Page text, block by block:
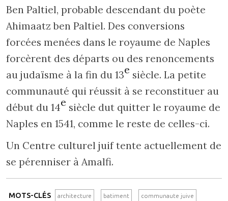
Ben Paltiel, probable descendant du poète
Ahimaatz ben Paltiel. Des conversions
forcées menées dans le royaume de Naples
forcèrent des départs ou des renoncements
au judaïsme à la fin du 13e siècle. La petite
communauté qui réussit à se reconstituer au
début du 14e siècle dut quitter le royaume de
Naples en 1541, comme le reste de celles-ci.
Un Centre culturel juif tente actuellement de
se pérenniser à Amalfi.
MOTS-CLÉS architecture batiment communaute juive